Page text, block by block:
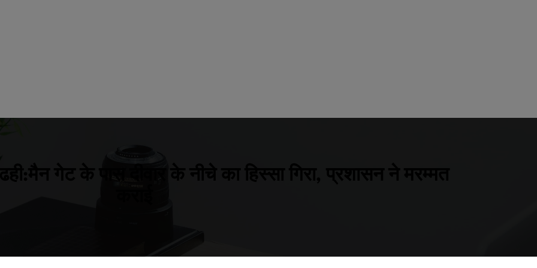
ढही:मैन गेट के पास दीवार के नीचे का हिस्सा गिरा, प्रशासन ने मरम्मत